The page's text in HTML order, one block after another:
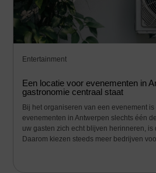
Entertainment
Een locatie voor evenementen in
gastronomie centraal staat
Bij het organiseren van een evenement
evenementen in Antwerpen slechts één
uw gasten zich echt blijven herinneren, is
Daarom kiezen steeds meer bedrijven